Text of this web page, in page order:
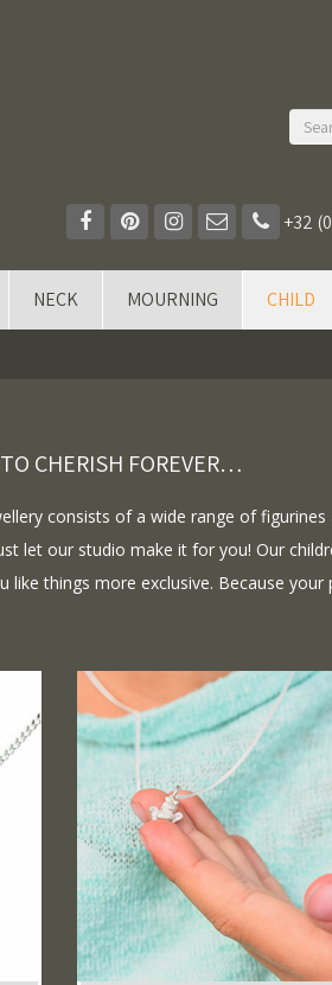
+32
NECK MOURNING CHILD
CHERISH FOREVER…
consists of a wide range of
let our studio make it for you! Our
things more exclusive. Because